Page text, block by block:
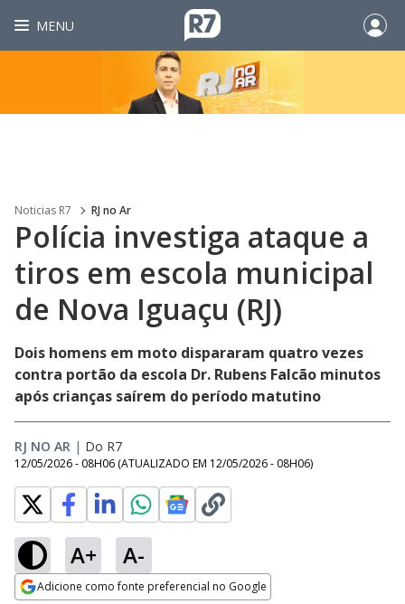
MENU
Noticias R7 RJ no Ar
Polícia investiga ataque a
tiros em escola municipal
de Nova Iguaçu (RJ)
Dois homens em moto dispararam quatro vezes
contra portão da escola Dr. Rubens Falcão minutos
após crianças saírem do período matutino
RJ NO AR | Do R7
12/05/2026 - 08H06 (ATUALIZADO EM 12/05/2026 - 08H06)
A+ A-
Adicione como fonte preferencial no Google
Ativar
Loaded
28.75%